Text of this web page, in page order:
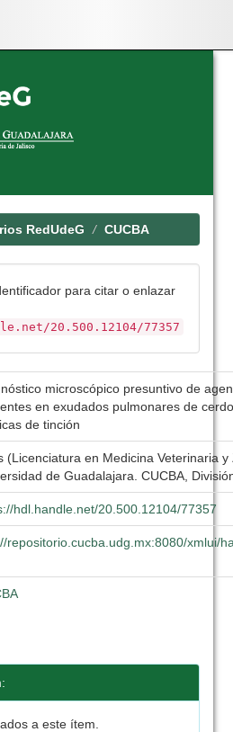
RedUdeG CUCBA
para citar o enlazar
20.500.12104/77357
microscópico presuntivo de
en exudados pulmonares de
de tinción
(Licenciatura en Medicina Veterinaria
de Guadalajara. CUCBA,
hdl.handle.net/20.500.12104/77357
repositorio.cucba.udg.mx:8080/xmlui/
a este ítem.